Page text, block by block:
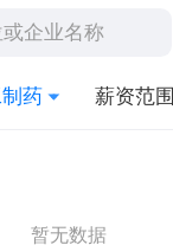
药 薪资范围
暂无数据